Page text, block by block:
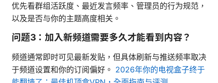
优先看群组活跃度、最近发言频率、管理员的行为规范，
以及是否与你的主题高度相关。
问题3：加入新频道需要多久才能看到内容？
频道通常即时可见最新发贴，但具体刷新与推送频率取决
于频道设置和你的订阅偏好。 2026年你的电视盒子终于